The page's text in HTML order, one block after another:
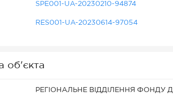
SPE001-UA-20230210-94874
RES001-UA-20230614-97054
об'єкта
РЕГІОНАЛЬНЕ ВІДДІЛЕННЯ